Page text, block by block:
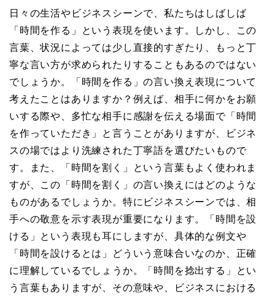
日々の生活やビジネスシーンで、私たちはしばしば
「時間を作る」という表現を使います。しかし、この
言葉、状況によっては少し直接的すぎたり、もっと丁
寧な言い方が求められたりすることもあるのではない
でしょうか。「時間を作る」の言い換え表現について
考えたことはありますか？例えば、相手に何かをお願
いする際や、多忙な相手に感謝を伝える場面で「時間
を作っていただき」と言うことがありますが、ビジネ
スの場ではより洗練された丁寧語を選びたいもので
す。また、「時間を割く」という言葉もよく使われま
すが、この「時間を割く」の言い換えにはどのような
ものがあるでしょうか。特にビジネスシーンでは、相
手への敬意を示す表現が重要になります。「時間を設
ける」という表現も耳にしますが、具体的な例文や
「時間を設けるとは」どういう意味合いなのか、正確
に理解しているでしょうか。「時間を捻出する」とい
う言葉もありますが、その意味や、ビジネスにおける